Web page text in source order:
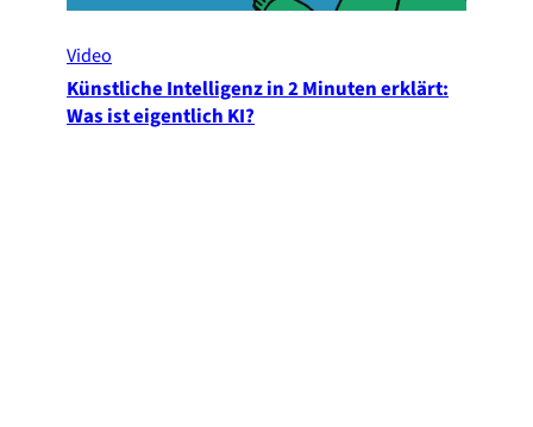
Video
Künstliche Intelligenz in 2 Minuten erklärt:
Was ist eigentlich KI?